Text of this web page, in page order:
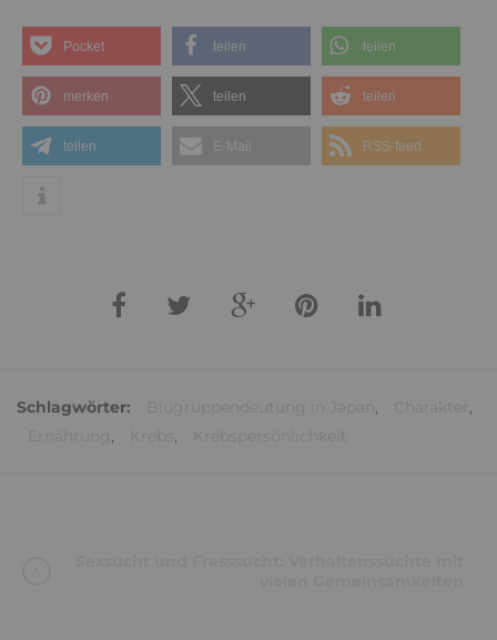
Pocket teilen teilen
merken teilen teilen
teilen E-Mail RSS-feed
Schlagwörter: ,
,
, ,